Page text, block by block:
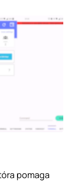
pomaga